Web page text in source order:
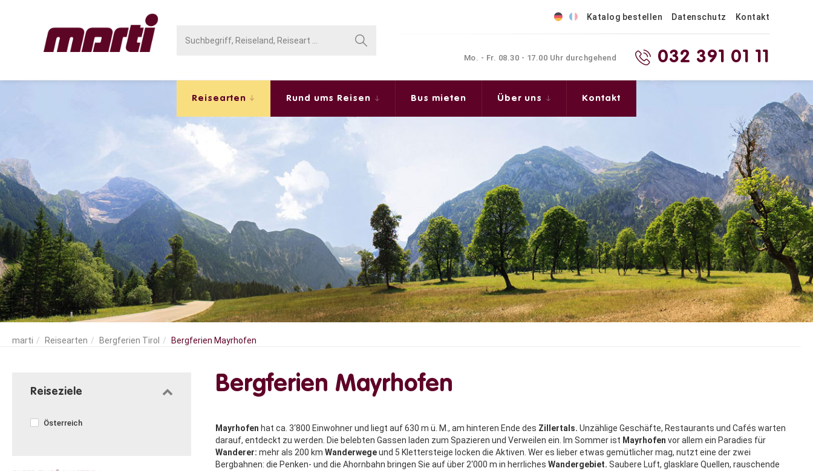
Katalog bestellen Datenschutz Kontakt
Mo. - Fr. 08.30 - 17.00 Uhr durchgehend 032 391 01 11
Reisearten Rund ums Reisen Bus mieten Über uns Kontakt
Reisearten Bergferien Tirol Bergferien Mayrhofen
Reiseziele
Österreich
Bergferien Mayrhofen
Mayrhofen hat ca. 3‘800 Einwohner und liegt auf 630 m ü. M., am hinteren Ende des Zillertals. Unzählige Geschäfte, Restaurants und Cafés warten
darauf, entdeckt zu werden. Die belebten Gassen laden zum Spazieren und Verweilen ein. Im Sommer ist Mayrhofen vor allem ein Paradies für
Wanderer: mehr als 200 km Wanderwegeund 5 Klettersteige locken die Aktiven. Wer es lieber etwas gemütlicher mag, nutzt eine der zwei
Bergbahnen: die Penken- und die Ahornbahn bringen Sie auf über 2‘000 m in herrliches Wandergebiet. Saubere Luft, glasklare Quellen, rauschende